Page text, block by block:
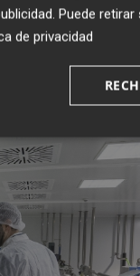
. Puede
de privacidad